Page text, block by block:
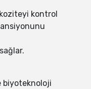
kontrol
biyoteknoloji